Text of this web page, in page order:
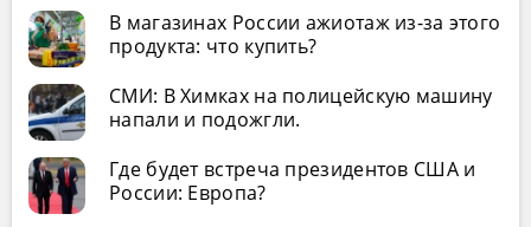
В магазинах России ажиотаж из-за этого
продукта: что купить?
СМИ: В Химках на полицейскую машину
напали и подожгли.
Где будет встреча президентов США и
России: Европа?